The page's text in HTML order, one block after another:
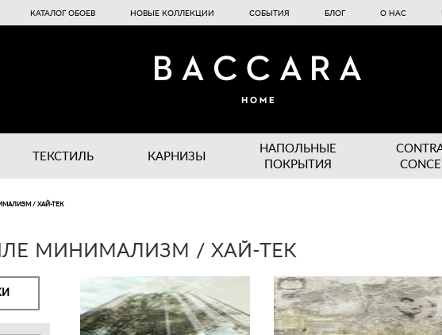
КАТАЛОГ ОБОЕВ НОВЫЕ КОЛЛЕКЦИИ СОБЫТИЯ БЛОГ О НАС
ТЕКСТИЛЬ КАРНИЗЫ
НАПОЛЬНЫЕ
ПОКРЫТИЯ
/ ХАЙ-ТЕК
МИНИМАЛИЗМ / ХАЙ-ТЕК